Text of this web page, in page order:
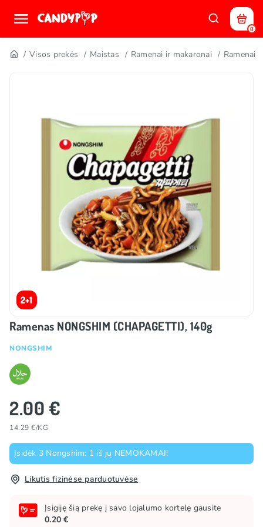
0
Visos prekės Maistas Ramenai ir makaronai Ramenai
2+1
Ramenas NONGSHIM (CHAPAGETTI), 140g
NONGSHIM
2.00 €
14.29 €/KG
Įsidėk 3 Nongshim: 1 iš jų NEMOKAMAI!
Likutis fizinėse parduotuvėse
Įsigiję šią prekę į savo lojalumo kortelę gausite
0.20 €